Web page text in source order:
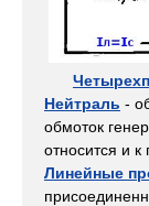
Нейтраль -
обмоток
относится и к
Линейные